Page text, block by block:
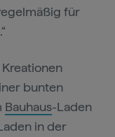
für
bunten
Bauhaus-Laden
in der